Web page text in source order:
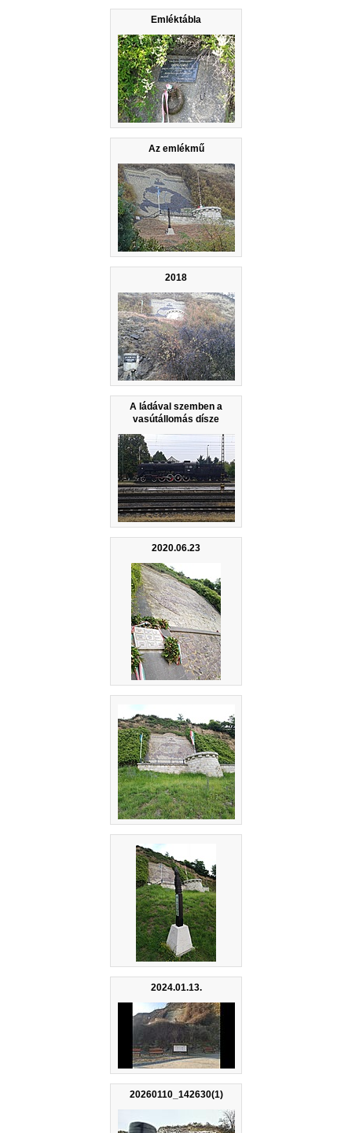
Emléktábla
Az emlékmű
2018
A ládával szemben a
vasútállomás dísze
2020.06.23
2024.01.13.
20260110_142630(1)